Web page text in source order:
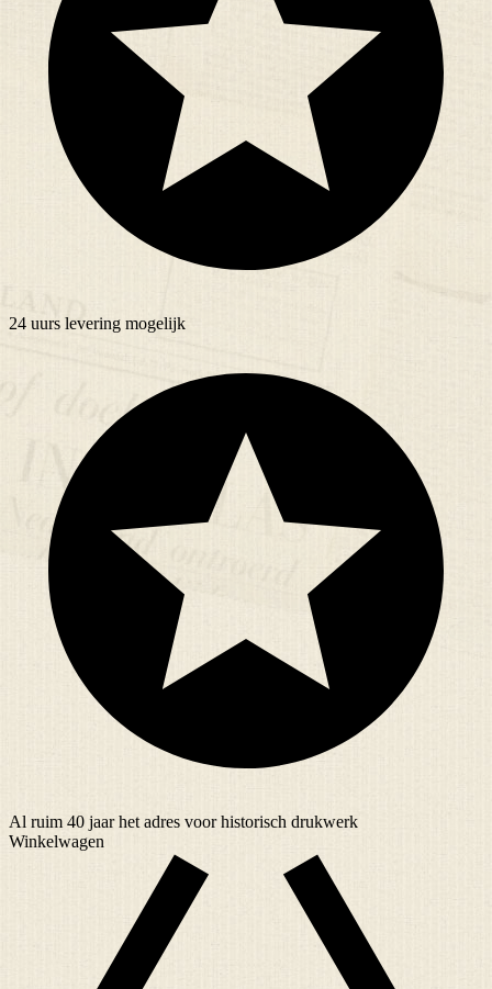
24 uurs levering mogelijk
Al ruim 40 jaarhet adres voor historisch drukwerk
Winkelwagen